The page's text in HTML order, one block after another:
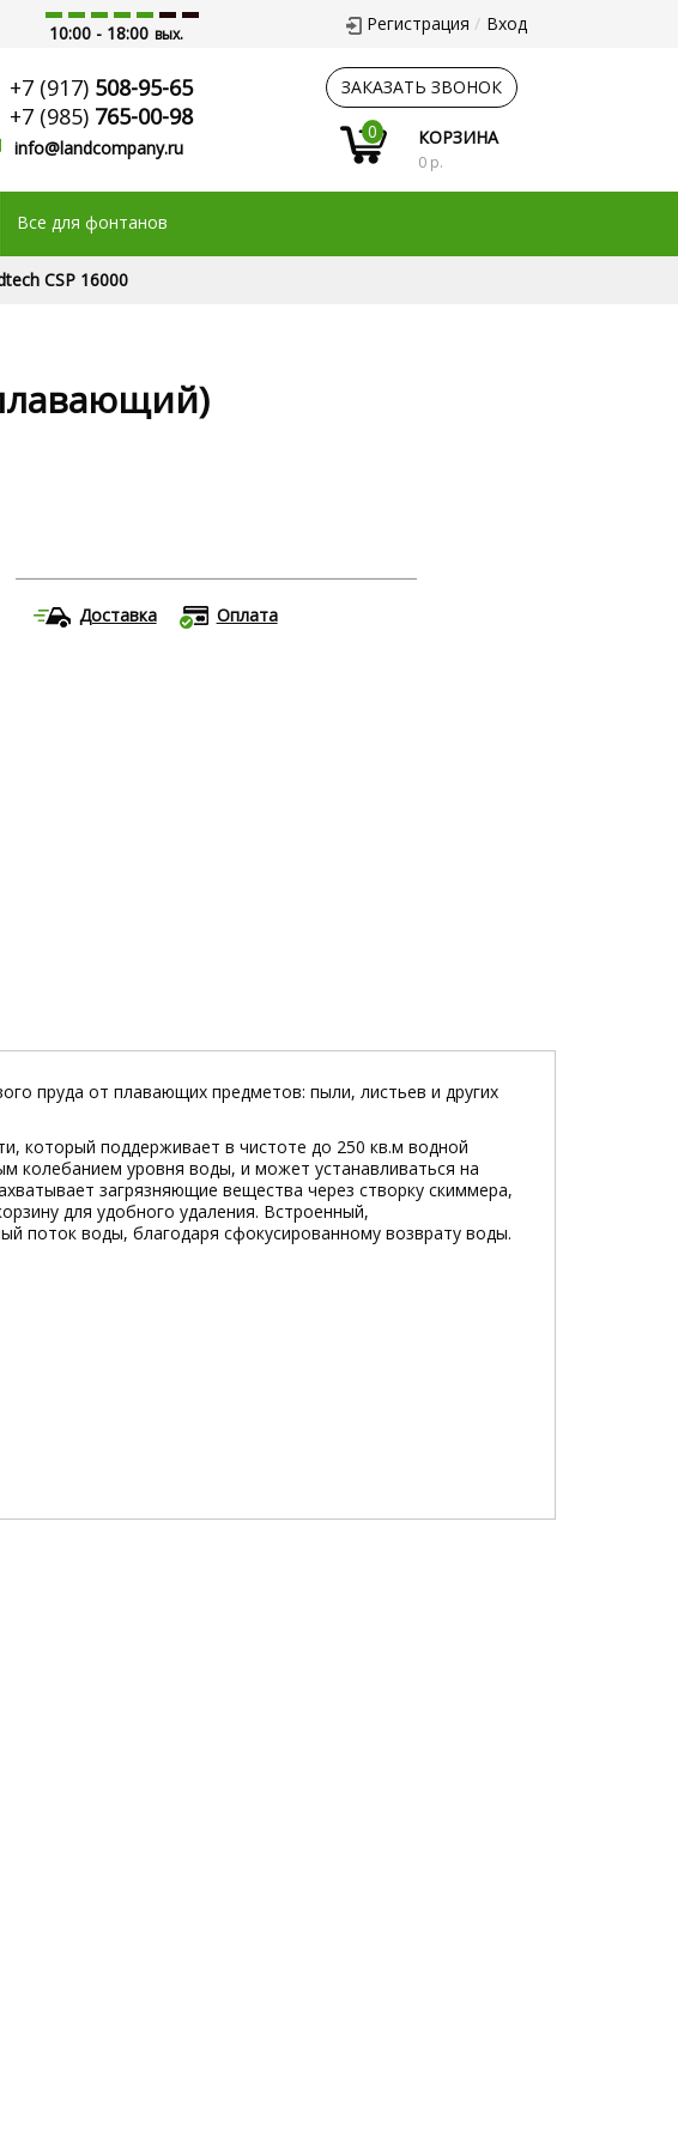
10:00 - 18:00 вых. Регистрация Вход
+7 (917) 508-95-65
+7 (985) 765-00-98
info@landcompany.ru
ЗАКАЗАТЬ ЗВОНОК
0
КОРЗИНА
0 р.
Все для фонтанов
CSP 16000
Доставка Оплата
пруда от плавающих предметов: пыли, листьев и других
который поддерживает в чистоте до 250 кв.м водной
колебанием уровня воды, и может устанавливаться на
загрязняющие вещества через створку скиммера,
для удобного удаления. Встроенный,
поток воды, благодаря сфокусированному возврату воды.